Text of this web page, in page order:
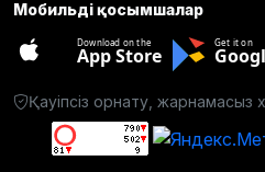
Мобильді қосымшалар
Download on the
App Store
Get it on
Қауіпсіз орнату, жарнамасыз